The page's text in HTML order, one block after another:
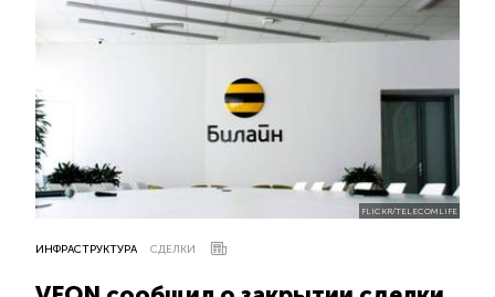
FLICKR/TELECOMLIFE
ИНФРАСТРУКТУРА СДЕЛКИ